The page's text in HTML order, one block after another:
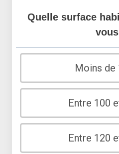
Quelle surface
Moins de
Entre 100
Entre 120